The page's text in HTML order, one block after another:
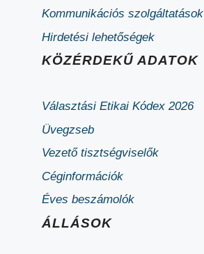
Kommunikációs szolgáltatások
Hirdetési lehetőségek
KÖZÉRDEKŰ ADATOK
Választási Etikai Kódex 2026
Üvegzseb
Vezető tisztségviselők
Céginformációk
Éves beszámolók
ÁLLÁSOK